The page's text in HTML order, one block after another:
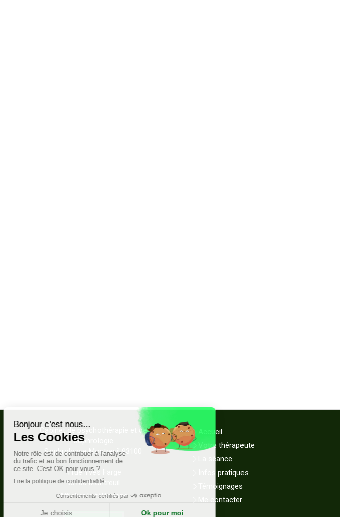
Cabinet de psychothérapie et de
sophrologie
Sophrologue Montreuil 93100
4 rue Yves Farge
93100 Montreuil
Afficher le téléphone
Accueil
Votre thérapeute
La séance
Infos pratiques
Témoignages
Me contacter